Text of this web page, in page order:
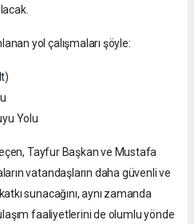
yol çalışmaları şöyle:
Yolu
Tayfur Başkan ve Mustafa
vatandaşların daha güvenli ve
sunacağını, aynı zamanda
faaliyetlerini de olumlu yönde